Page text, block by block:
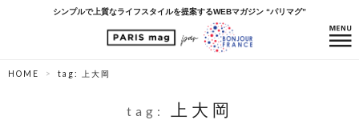
シンプルで上質なライフスタイルを提案するWEBマガジン “パリマグ”
HOME tag: 上大岡
tag: 上大岡